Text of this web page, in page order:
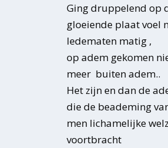
Ging druppelend op
gloeiende plaat voel
ledematen matig ,
op adem gekomen
meer buiten adem..
Het zijn en dan de
die de beademing
men lichamelijke
voortbracht